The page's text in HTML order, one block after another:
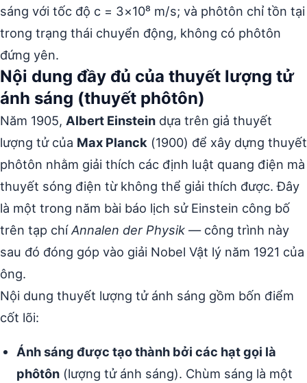
sáng với tốc độ c = 3×10⁸ m/s; và phôtôn chỉ tồn tại
trong trạng thái chuyển động, không có phôtôn
đứng yên.
Nội dung đầy đủ của thuyết lượng tử
ánh sáng (thuyết phôtôn)
Năm 1905, Albert Einstein dựa trên giả thuyết
lượng tử của Max Planck (1900) để xây dựng thuyết
phôtôn nhằm giải thích các định luật quang điện mà
thuyết sóng điện từ không thể giải thích được. Đây
là một trong năm bài báo lịch sử Einstein công bố
trên tạp chíAnnalen der Physik — công trình này
sau đó đóng góp vào giải Nobel Vật lý năm 1921 của
ông.
Nội dung thuyết lượng tử ánh sáng gồm bốn điểm
cốt lõi:
Ánh sáng được tạo thành bởi các hạt gọi là
phôtôn (lượng tử ánh sáng). Chùm sáng là một